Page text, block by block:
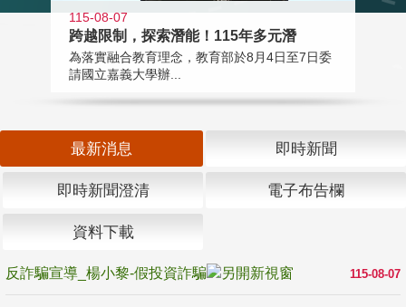
115-08-07
跨越限制，探索潛能！115年多元潛
為落實融合教育理念，教育部於8月4日至7日委
請國立嘉義大學辦...
最新消息 即時新聞
即時新聞澄清 電子布告欄
資料下載
115-08-07
反詐騙宣導_楊小黎-假投資詐騙